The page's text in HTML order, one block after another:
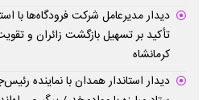
دیدار مدیرعامل شرکت فرودگاه‌ها با
تأکید بر تسهیل بازگشت زائران و
کرمانشاه
دیدار استاندار همدان با نماینده